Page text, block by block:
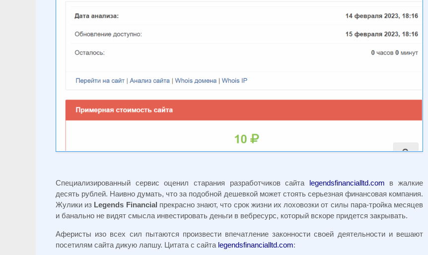
Специализированный сервис оценил старания разработчиков сайта legendsfinancialltd.com в жалкие
десять рублей. Наивно думать, что за подобной дешевкой может стоять серьезная финансовая компания.
Жулики из Legends Financial прекрасно знают, что срок жизни их лоховозки от силы пара-тройка месяцев
и банально не видят смысла инвестировать деньги в вебресурс, который вскоре придется закрывать.
Аферисты изо всех сил пытаются произвести впечатление законности своей деятельности и вешают
посетилям сайта дикую лапшу. Цитата с сайта legendsfinancialltd.com: